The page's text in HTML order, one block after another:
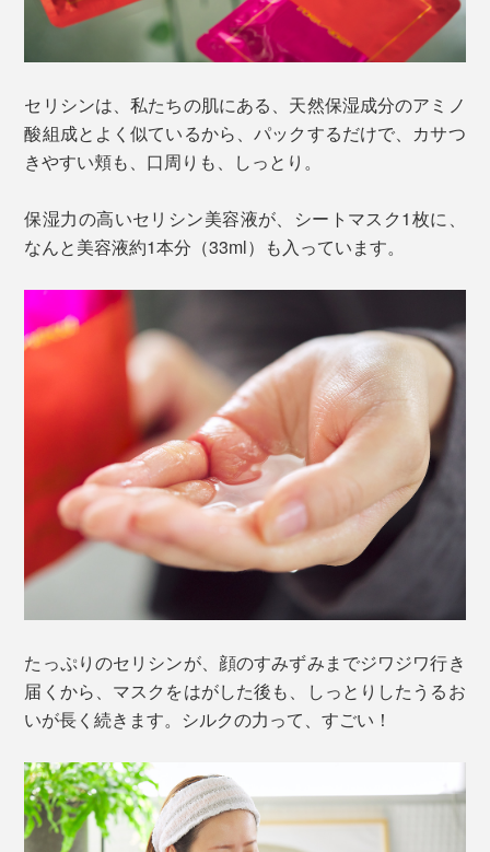
セリシンは、私たちの肌にある、天然保湿成分のアミノ
酸組成とよく似ているから、パックするだけで、カサつ
きやすい頬も、口周りも、しっとり。
保湿力の高いセリシン美容液が、シートマスク1枚に、
なんと美容液約1本分（33ml）も入っています。
たっぷりのセリシンが、顔のすみずみまでジワジワ行き
届くから、マスクをはがした後も、しっとりしたうるお
いが長く続きます。シルクの力って、すごい！